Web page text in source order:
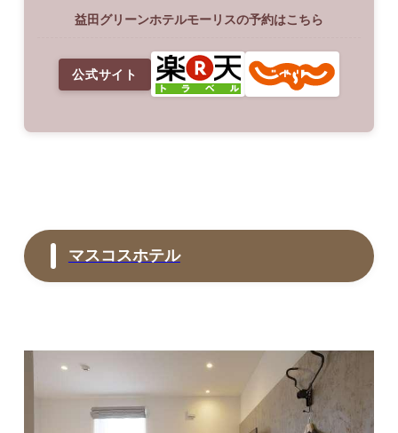
益田グリーンホテルモーリスの予約はこちら
公式サイト
マスコスホテル